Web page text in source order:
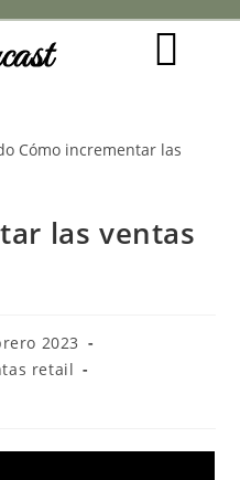
las ventas
2023
retail